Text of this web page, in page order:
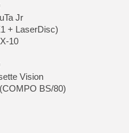
Jr
+ LaserDisc)
10
Vision
BS/80)